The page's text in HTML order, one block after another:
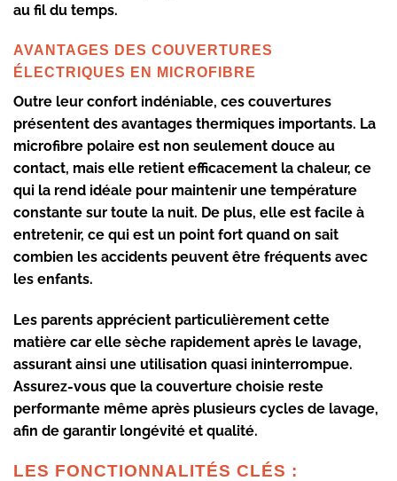
au fil du temps.
AVANTAGES DES COUVERTURES
ÉLECTRIQUES EN MICROFIBRE
Outre leur confort indéniable, ces couvertures
présentent des avantages thermiques importants. La
microfibre polaire est non seulement douce au
contact, mais elle retient efficacement la chaleur, ce
qui la rend idéale pour maintenir une température
constante sur toute la nuit. De plus, elle est facile à
entretenir, ce qui est un point fort quand on sait
combien les accidents peuvent être fréquents avec
les enfants.
Les parents apprécient particulièrement cette
matière car elle sèche rapidement après le lavage,
assurant ainsi une utilisation quasi ininterrompue.
Assurez-vous que la couverture choisie reste
performante même après plusieurs cycles de lavage,
afin de garantir longévité et qualité.
LES FONCTIONNALITÉS CLÉS :